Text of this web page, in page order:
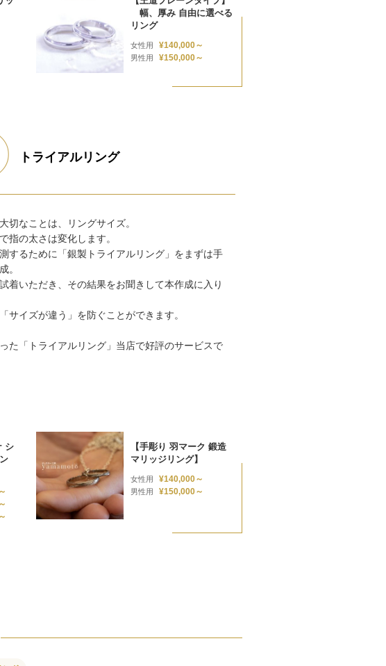
幅、厚み 自由に選べる
リング
女性用 ¥140,000～
男性用 ¥150,000～
トライアルリング
切なことは、リングサイズ。
指の太さは変化します。
するために「銀製トライアルリング」をまずは手
。
着いただき、その結果をお聞きして本作成に入り
サイズが違う」を防ぐことができます。
た「トライアルリング」当店で好評のサービスで
シ
【手彫り 羽マーク 鍛造
マリッジリング】
女性用 ¥140,000～
男性用 ¥150,000～